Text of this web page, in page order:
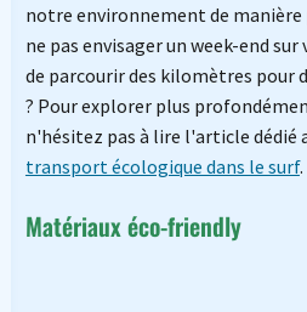
notre environnement de
ne pas envisager un week-end
de parcourir des kilomètres pour
? Pour explorer plus
n'hésitez pas à lire l'article dédié
transport écologique dans le surf.
Matériaux éco-friendly